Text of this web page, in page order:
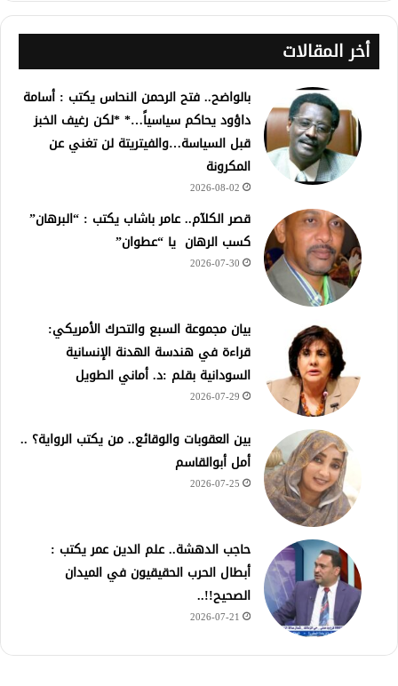
أخر المقالات
بالواضح.. فتح الرحمن النحاس يكتب : أسامة
داؤود يحاكم سياسياً…* *لكن رغيف الخبز
قبل السياسة…والفيتريتة لن تغني عن
المكرونة
2026-08-02
قصر الكلآم.. عامر باشاب يكتب : “البرهان”
كسب الرهان يا “عطوان”
2026-07-30
بيان مجموعة السبع والتحرك الأمريكي:
قراءة في هندسة الهدنة الإنسانية
السودانية بقلم :د. أماني الطويل
2026-07-29
بين العقوبات والوقائع.. من يكتب الرواية؟ ..
أمل أبوالقاسم
2026-07-25
حاجب الدهشة.. علم الدين عمر يكتب :
أبطال الحرب الحقيقيون في الميدان
الصحيح!!..
2026-07-21